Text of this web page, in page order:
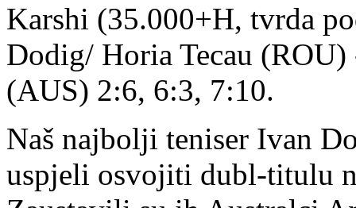
Karshi (35.000+H, tvrda
Dodig/ Horia Tecau
(AUS) 2:6, 6:3, 7:10.
Naš najbolji teniser Ivan
uspjeli osvojiti dubl-titulu